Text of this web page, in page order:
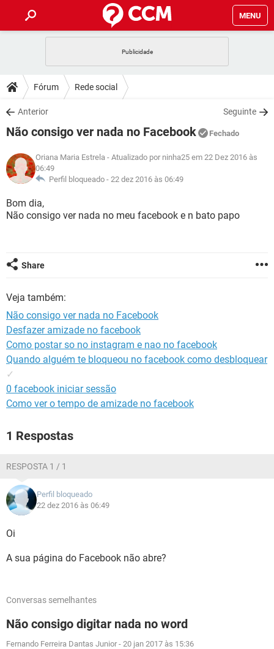
MENU
CELULAR
OUTLOOK
INSTAGRAM GMAIL
GUIA DE COMPRAS
DICAS
JOGOS
INSTAGRAM GMAIL
GUIA DE COMPRAS
DOWNLOADS
JOGOS WHATSAPP
CELULAR FACEBOOK
OUTLOOK EXCEL
GUIA DE COMPRAS
JOGOS WHATSAPP
CELULAR FACEBOOK
OUTLOOK
GLOSSÁRIO
CELULAR FACEBOOK
INSTAGRAM
Fórum Rede social
Anterior Seguinte
Não consigo ver nada no Facebook Fechado
Oriana Maria Estrela - Atualizado por ninha25 em 22 Dez 2016 às
06:49
Perfil bloqueado -22 dez 2016 às 06:49
Bom dia,
Não consigo ver nada no meu facebook e n bato papo
Share
Veja também:
Não consigo ver nada no Facebook
Desfazer amizade no facebook
Como postar so no instagram e nao no facebook
Quando alguém te bloqueou no facebook como desbloquear
✓
0 facebook iniciar sessão
Como ver o tempo de amizade no facebook
1 Respostas
RESPOSTA 1 / 1
Perfil bloqueado
22 dez 2016 às 06:49
Oi
A sua página do Facebook não abre?
Conversas semelhantes
Não consigo digitar nada no word
Fernando Ferreira Dantas Junior - 20 jan 2017 às 15:36